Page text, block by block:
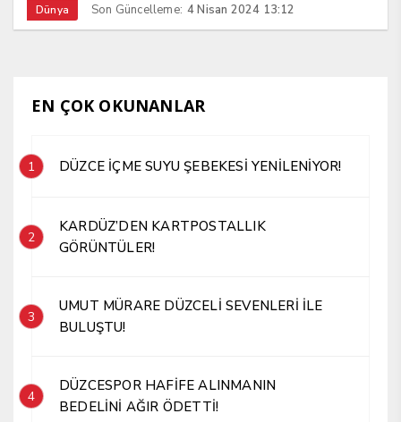
Dünya Son Güncelleme: 4 Nisan 2024 13:12
EN ÇOK OKUNANLAR
1 DÜZCE İÇME SUYU ŞEBEKESİ YENİLENİYOR!
2
KARDÜZ’DEN KARTPOSTALLIK
GÖRÜNTÜLER!
3
UMUT MÜRARE DÜZCELİ SEVENLERİ İLE
BULUŞTU!
4
DÜZCESPOR HAFİFE ALINMANIN
BEDELİNİ AĞIR ÖDETTİ!